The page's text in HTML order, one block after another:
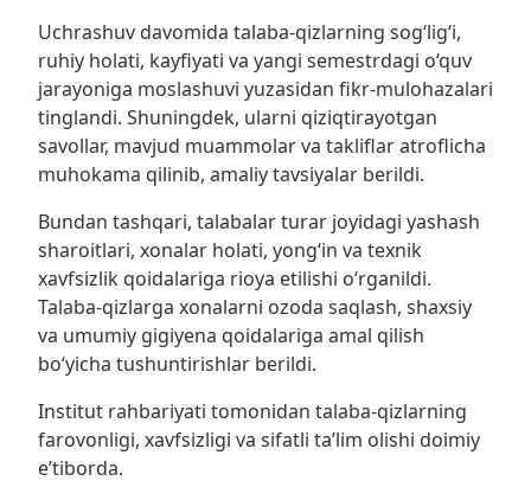
Uchrashuv davomida talaba-qizlarning sog‘lig‘i,
ruhiy holati, kayfiyati va yangi semestrdagi o‘quv
jarayoniga moslashuvi yuzasidan fikr-mulohazalari
tinglandi. Shuningdek, ularni qiziqtirayotgan
savollar, mavjud muammolar va takliflar atroflicha
muhokama qilinib, amaliy tavsiyalar berildi.
Bundan tashqari, talabalar turar joyidagi yashash
sharoitlari, xonalar holati, yong‘in va texnik
xavfsizlik qoidalariga rioya etilishi o‘rganildi.
Talaba-qizlarga xonalarni ozoda saqlash, shaxsiy
va umumiy gigiyena qoidalariga amal qilish
bo‘yicha tushuntirishlar berildi.
Institut rahbariyati tomonidan talaba-qizlarning
farovonligi, xavfsizligi va sifatli ta’lim olishi doimiy
e’tiborda.